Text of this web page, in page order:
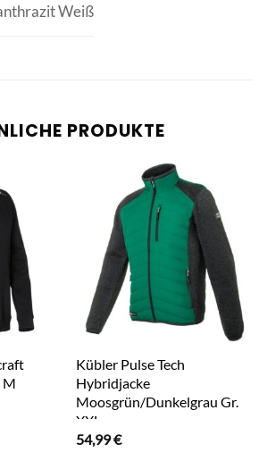
Weiß
PRODUKTE
M
Kübler Pulse Tech
Hybridjacke
Moosgrün/Dunkelgrau Gr.
XXL
54,99€